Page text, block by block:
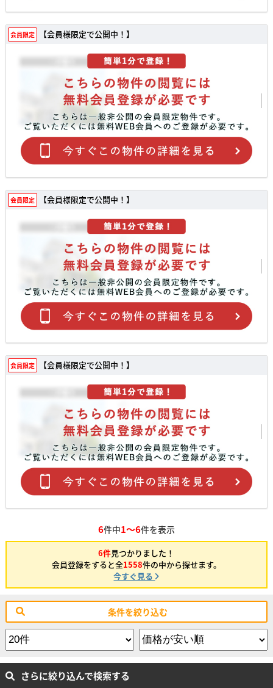
会員限定 【会員様限定で公開中！】
会員限定 【会員様限定で公開中！】
会員限定 【会員様限定で公開中！】
6件中1～6件を表示
6件見つかりました！
会員登録をすると全1558件の中から探せます。
今すぐ見る
条件を絞り込む
さらに絞り込んで検索する